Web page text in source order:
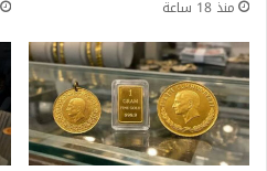
منذ 18 ساعة